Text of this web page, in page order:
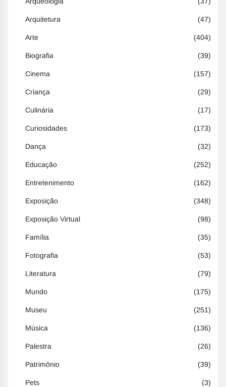
Arquitetura (47)
Arte (404)
Biografia (39)
Cinema (157)
Criança (29)
Culinária (17)
Curiosidades (173)
Dança (32)
Educação (252)
Entretenimento (162)
Exposição (348)
Exposição Virtual (98)
Família (35)
Fotografia (53)
Literatura (79)
Mundo (175)
Museu (251)
Música (136)
Palestra (26)
Patrimônio (39)
Pets (3)